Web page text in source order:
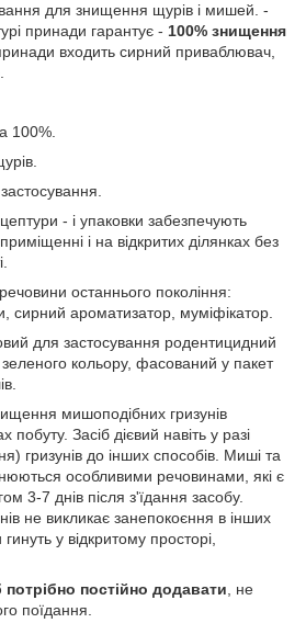
для знищення щурів і мишей. -
принади гарантує - 100% знищення
входить сирний приваблювач,
100%.
- і упаковки забезпечують
і на відкритих ділянках без
останнього покоління:
ароматизатор, муміфікатор.
для застосування родентицидний
кольору, фасований у пакет
мишоподібних гризунів
Засіб дієвий навіть у разі
гризунів до інших способів. Миші та
особливими речовинами, які є
3-7 днів після з'їдання засобу.
не викликає занепокоєння в інших
у відкритому просторі,
потрібно постійно додавати, не
поїдання.